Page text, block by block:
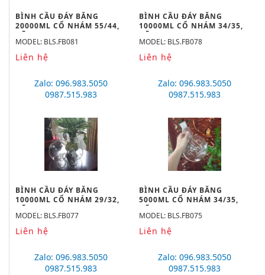
BÌNH CẦU ĐÁY BẰNG
20000ML CỔ NHÁM 55/44,
HÃNG BIOHALL
MODEL: BLS.FB081
Liên hệ
BÌNH CẦU ĐÁY BẰNG
10000ML CỔ NHÁM 34/35,
HÃNG BIOHALL
MODEL: BLS.FB078
Liên hệ
Zalo: 096.983.5050
0987.515.983
BÌNH CẦU ĐÁY BẰNG
10000ML CỔ NHÁM 29/32,
HÃNG BIOHALL
MODEL: BLS.FB077
Liên hệ
Zalo: 096.983.5050
0987.515.983
BÌNH CẦU ĐÁY BẰNG
5000ML CỔ NHÁM 34/35,
HÃNG BIOHALL
MODEL: BLS.FB075
Liên hệ
Zalo: 096.983.5050
0987.515.983
Zalo: 096.983.5050
0987.515.983